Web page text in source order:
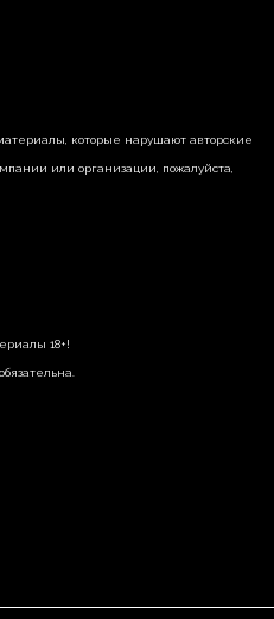
которые нарушают авторские
или организации, пожалуйста,
18+!